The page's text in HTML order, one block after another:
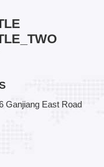
Ganjiang East Road